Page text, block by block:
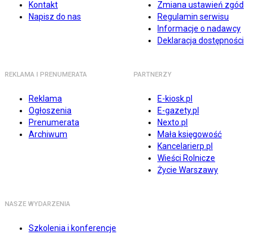
Kontakt
Napisz do nas
Zmiana ustawień zgód
Regulamin serwisu
Informacje o nadawcy
Deklaracja dostępności
REKLAMA I PRENUMERATA
Reklama
Ogłoszenia
Prenumerata
Archiwum
PARTNERZY
E-kiosk.pl
E-gazety.pl
Nexto.pl
Mała księgowość
Kancelarierp.pl
Wieści Rolnicze
Życie Warszawy
NASZE WYDARZENIA
Szkolenia i konferencje